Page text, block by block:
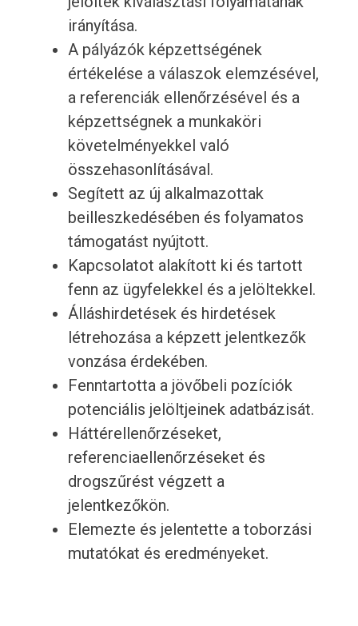
irányítása.
A pályázók képzettségének
értékelése a válaszok elemzésével,
a referenciák ellenőrzésével és a
képzettségnek a munkaköri
követelményekkel való
összehasonlításával.
Segített az új alkalmazottak
beilleszkedésében és folyamatos
támogatást nyújtott.
Kapcsolatot alakított ki és tartott
fenn az ügyfelekkel és a jelöltekkel.
Álláshirdetések és hirdetések
létrehozása a képzett jelentkezők
vonzása érdekében.
Fenntartotta a jövőbeli pozíciók
potenciális jelöltjeinek adatbázisát.
Háttérellenőrzéseket,
referenciaellenőrzéseket és
drogszűrést végzett a
jelentkezőkön.
Elemezte és jelentette a toborzási
mutatókat és eredményeket.